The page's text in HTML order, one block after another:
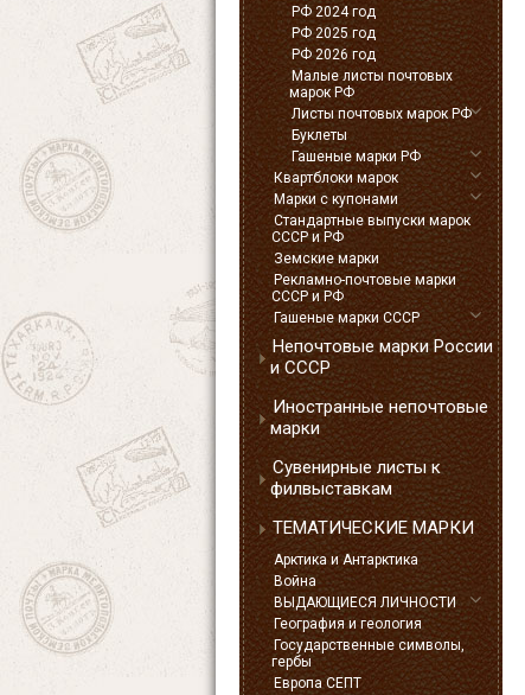
РФ 2024 год
РФ 2025 год
РФ 2026 год
Малые листы почтовых
марок РФ
Листы почтовых марок РФ
Буклеты
Гашеные марки РФ
Квартблоки марок
Марки с купонами
Стандартные выпуски марок
СССР и РФ
Земские марки
Рекламно-почтовые марки
СССР и РФ
Гашеные марки СССР
Непочтовые марки России
и СССР
Иностранные непочтовые
марки
Сувенирные листы к
филвыставкам
ТЕМАТИЧЕСКИЕ МАРКИ
Арктика и Антарктика
Война
ВЫДАЮЩИЕСЯ ЛИЧНОСТИ
География и геология
Государственные символы,
гербы
Европа СЕПТ